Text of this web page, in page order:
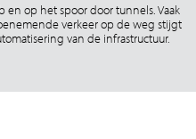
op het spoor door tunnels. Vaak
verkeer op de weg stijgt
van de infrastructuur.